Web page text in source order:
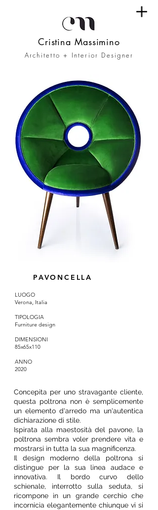
Architetto + Interior Designer
Cristina Massimino
PAVONCELLA
LUOGO
Verona, Italia
TIPOLOGIA
Furniture design
DIMENSIONI
85x65x110
ANNO
2020
Concepita per uno stravagante cliente,
questa poltrona non è semplicemente
un elemento d'arredo ma un'autentica
dichiarazione di stile.
Ispirata alla maestosità del pavone, la
poltrona sembra voler prendere vita e
mostrarsi in tutta la sua magnificenza.
Il design moderno della poltrona si
distingue per la sua linea audace e
innovativa. Il bordo curvo dello
schienale, interrotto sulla seduta, si
ricompone in un grande cerchio che
incornicia elegantemente chiunque vi si